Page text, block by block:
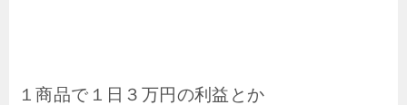
１商品で１日３万円の利益とか